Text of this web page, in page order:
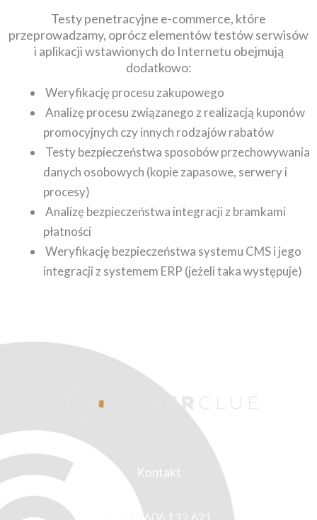
Testy penetracyjne e-commerce, które
przeprowadzamy, oprócz elementów testów serwisów
i aplikacji wstawionych do Internetu obejmują
dodatkowo:
Weryfikację procesu zakupowego
Analizę procesu związanego z realizacją kuponów
promocyjnych czy innych rodzajów rabatów
Testy bezpieczeństwa sposobów przechowywania
danych osobowych (kopie zapasowe, serwery i
procesy)
Analizę bezpieczeństwa integracji z bramkami
płatności
Weryfikację bezpieczeństwa systemu CMS i jego
integracji z systemem ERP (jeżeli taka występuje)
Kontakt